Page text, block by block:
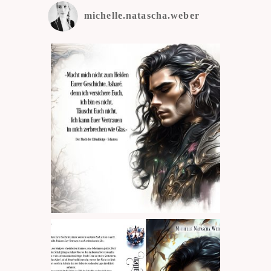
michelle.natascha.weber